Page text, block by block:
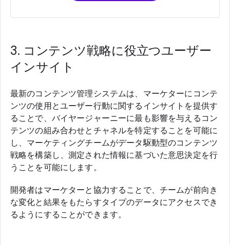
3. コンテンツ戦略に役立つユーザー
インサイト
最新のコンテンツ管理システムは、マーケターにコンテ
ンツの使用とユーザー行動に関するインサイトを提供す
ることで、バイヤージャーニーに最も影響を与えるコン
テンツの組み合わせとチャネルを特定することを可能に
し、マーケティングチームがデータ駆動型のコンテンツ
戦略を構築し、測定された情報に基づいた意思決定を行
うことを可能にします。
開発者はマーケターと協力することで、チームが前向き
な変化と結果をもたらすタイプのデータにアクセスでき
るようにすることができます。